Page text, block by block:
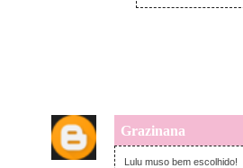
Grazinana
Lulu muso bem escolhido!